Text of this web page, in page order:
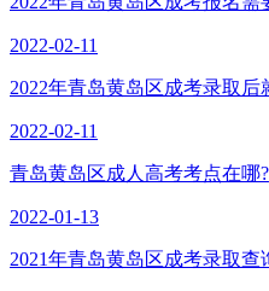
2022-02-11
2022年青岛黄岛区成考录取后
2022-02-11
青岛黄岛区成人高考考点在哪?
2022-01-13
2021年青岛黄岛区成考录取查